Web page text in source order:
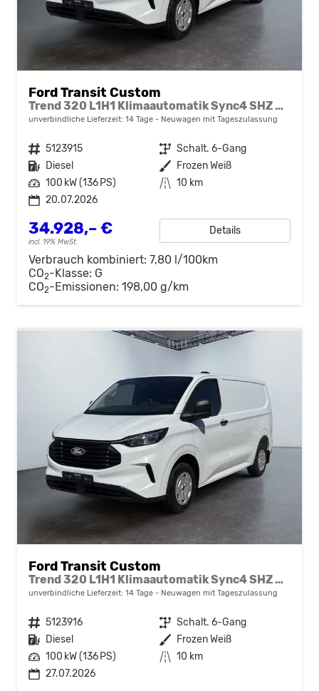
Ford Transit Custom
Trend 320 L1H1 Klimaautomatik Sync4 SHZ 2 x Einparkhilfe Kamera 5JG
unverbindliche Lieferzeit: 14 Tage Neuwagen mit Tageszulassung
Fahrzeugnr. 5123915 Getriebe Schalt. 6-Gang
Kraftstoff Diesel Außenfarbe Frozen Weiß
Leistung 100 kW (136 PS) Kilometerstand 10 km
20.07.2026
34.928,– €
incl. 19% MwSt.
Details
Verbrauch kombiniert: 7,80 l/100km
CO2-Klasse: G
CO2-Emissionen: 198,00 g/km
Ford Transit Custom
Trend 320 L1H1 Klimaautomatik Sync4 SHZ 2 x Einparkhilfe Kamera 5JG
unverbindliche Lieferzeit: 14 Tage Neuwagen mit Tageszulassung
Fahrzeugnr. 5123916 Getriebe Schalt. 6-Gang
Kraftstoff Diesel Außenfarbe Frozen Weiß
Leistung 100 kW (136 PS) Kilometerstand 10 km
27.07.2026